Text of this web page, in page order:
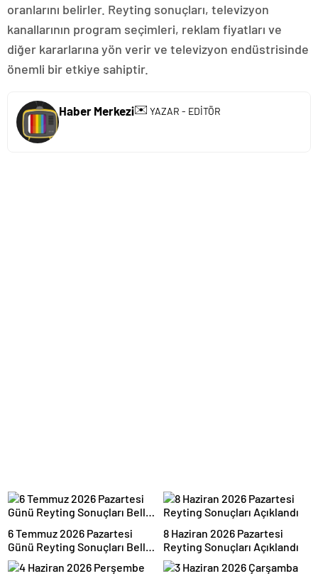
oranlarını belirler. Reyting sonuçları, televizyon
kanallarının program seçimleri, reklam fiyatları ve
diğer kararlarına yön verir ve televizyon endüstrisinde
önemli bir etkiye sahiptir.
Haber Merkezi✉️ YAZAR - EDİTÖR
6 Temmuz 2026 Pazartesi
Günü Reyting Sonuçları Belli
Oldu
8 Haziran 2026 Pazartesi
Reyting Sonuçları Açıklandı